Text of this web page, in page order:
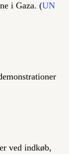
i Gaza. (UN
ved indkøb,